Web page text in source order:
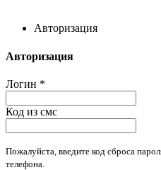
Авторизация
Авторизация
Логин *
Код из смс
Пожалуйста, введите код сброса
телефона.